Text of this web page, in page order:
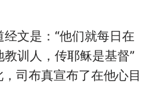
文是：“他们就每日在
训人，传耶稣是基督”
，司布真宣布了在他心目